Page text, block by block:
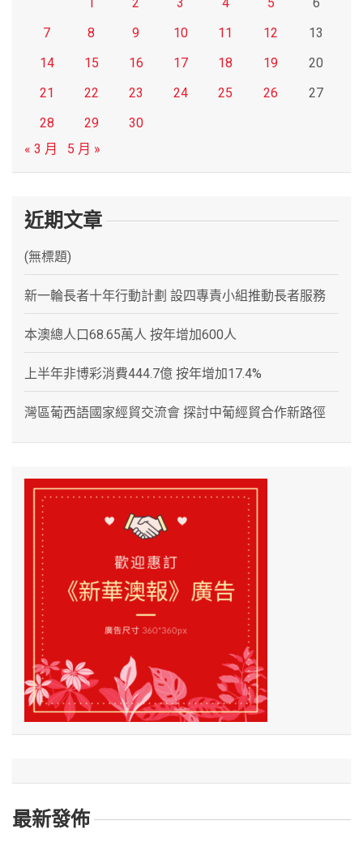
7
8 9 10 11 12
13
14
15 16 17 18 19
20
21
22 23 24 25 26
27
28
29
30
« 3 月
5 月 »
近期文章
(無標題)
新一輪長者十年行動計劃 設四專責小組推動長者服務
本澳總人口68.65萬人 按年增加600人
上半年非博彩消費444.7億 按年增加17.4%
灣區葡西語國家經貿交流會 探討中葡經貿合作新路徑
最新發佈